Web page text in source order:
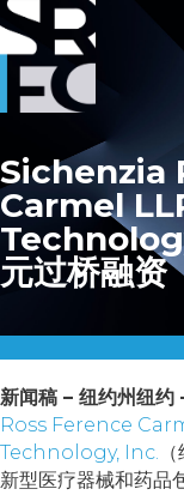
Sichenzia
Carmel
元过桥融资
新闻稿 – 纽约州纽
Ross Ference
Technology, Inc.
新型医疗器械和药品